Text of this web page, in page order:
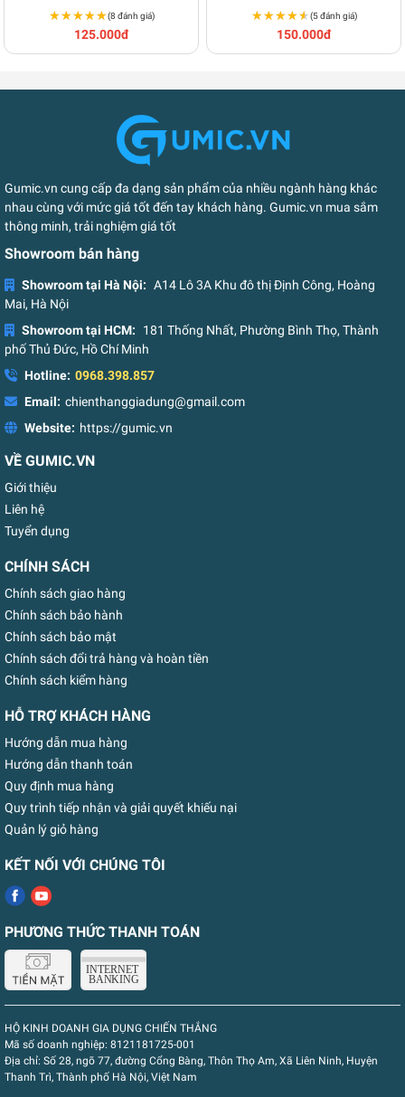
★★★★★
★★★★★(8 đánh giá)
125.000đ
★★★★★
★★★★★(5 đánh giá)
150.000đ
Gumic.vn cung cấp đa dạng sản phẩm của nhiều ngành hàng khác
nhau cùng với mức giá tốt đến tay khách hàng. Gumic.vn mua sắm
thông minh, trải nghiệm giá tốt
Showroom bán hàng
Showroom tại Hà Nội: A14 Lô 3A Khu đô thị Định Công, Hoàng
Mai, Hà Nội
Showroom tại HCM:
181 Thống Nhất, Phường Bình Thọ, Thành
phố Thủ Đức, Hồ Chí Minh
Hotline: 0968.398.857
Email: chienthanggiadung@gmail.com
Website: https://gumic.vn
VỀ GUMIC.VN
Giới thiệu
Liên hệ
Tuyển dụng
CHÍNH SÁCH
Chính sách giao hàng
Chính sách bảo hành
Chính sách bảo mật
Chính sách đổi trả hàng và hoàn tiền
Chính sách kiểm hàng
HỖ TRỢ KHÁCH HÀNG
Hướng dẫn mua hàng
Hướng dẫn thanh toán
Quy định mua hàng
Quy trình tiếp nhận và giải quyết khiếu nại
Quản lý giỏ hàng
KẾT NỐI VỚI CHÚNG TÔI
PHƯƠNG THỨC THANH TOÁN
HỘ KINH DOANH GIA DỤNG CHIẾN THẮNG
Mã số doanh nghiệp: 8121181725-001
Địa chỉ: Số 28, ngõ 77, đường Cổng Bàng, Thôn Thọ Am, Xã Liên Ninh, Huyện
Thanh Trì, Thành phố Hà Nội, Việt Nam